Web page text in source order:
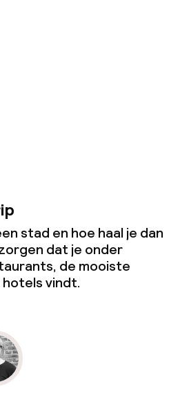
stad en hoe haal je dan
dat je onder
de mooiste
vindt.